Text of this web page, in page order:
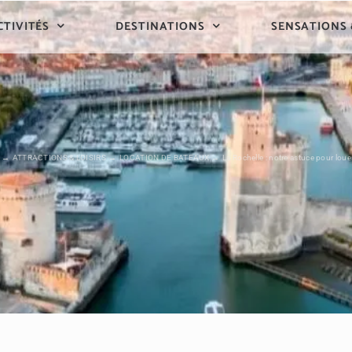
DESTINATIONS SENSATIONS
ATTRACTIONS & LOISIRS LOCATION DE BATEAUX La Rochelle : notre astuce pour